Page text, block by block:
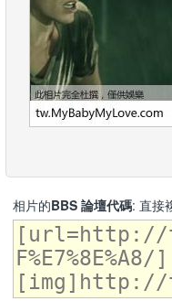
相片的BBS 論壇代碼: 直接